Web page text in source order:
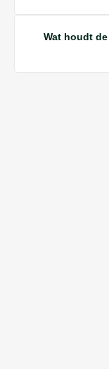
Wat houdt